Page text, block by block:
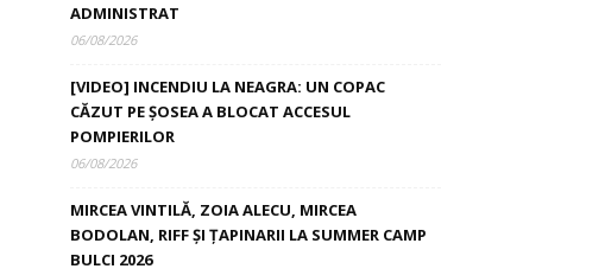
ADMINISTRAT
06/08/2026
[VIDEO] INCENDIU LA NEAGRA: UN COPAC
CĂZUT PE ȘOSEA A BLOCAT ACCESUL
POMPIERILOR
06/08/2026
MIRCEA VINTILĂ, ZOIA ALECU, MIRCEA
BODOLAN, RIFF ȘI ȚAPINARII LA SUMMER CAMP
BULCI 2026